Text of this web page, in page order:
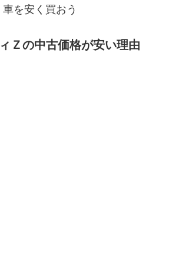
車を安く買おう
Ｚの中古価格が安い理由